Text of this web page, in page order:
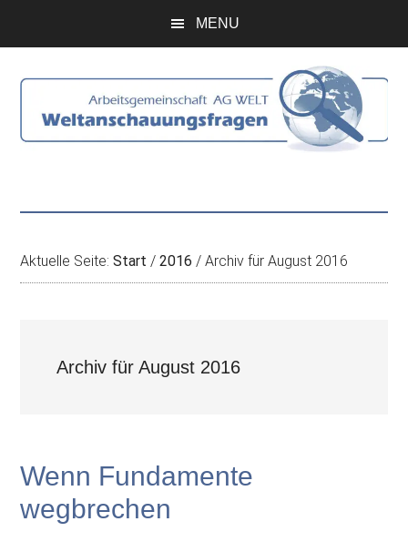
menu
MENU
Aktuelle Seite:Start / 2016 / Archiv für August 2016
Archiv für August 2016
Wenn Fundamente
wegbrechen